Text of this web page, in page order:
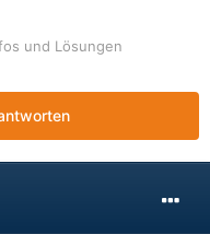
und Lösungen